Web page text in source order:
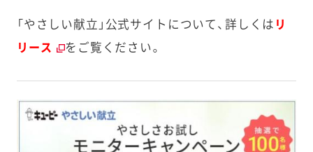
「やさしい献立」公式サイトについて、詳しくは リ
リース
をご覧ください。